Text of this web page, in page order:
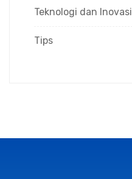
Teknologi dan Inovasi
Tips